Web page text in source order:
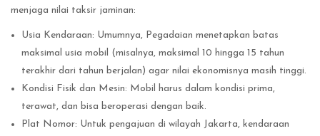
menjaga nilai taksir jaminan:
Usia Kendaraan: Umumnya, Pegadaian menetapkan batas
maksimal usia mobil (misalnya, maksimal 10 hingga 15 tahun
terakhir dari tahun berjalan) agar nilai ekonomisnya masih tinggi.
Kondisi Fisik dan Mesin: Mobil harus dalam kondisi prima,
terawat, dan bisa beroperasi dengan baik.
Plat Nomor: Untuk pengajuan di wilayah Jakarta, kendaraan